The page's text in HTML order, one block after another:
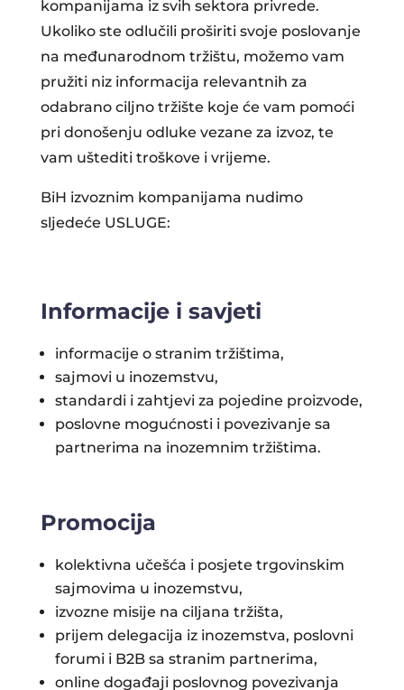
kompanijama iz svih sektora privrede.
Ukoliko ste odlučili proširiti svoje poslovanje
na međunarodnom tržištu, možemo vam
pružiti niz informacija relevantnih za
odabrano ciljno tržište koje će vam pomoći
pri donošenju odluke vezane za izvoz, te
vam uštediti troškove i vrijeme.
BiH izvoznim kompanijama nudimo
sljedeće USLUGE:
Informacije i savjeti
informacije o stranim tržištima,
sajmovi u inozemstvu,
standardi i zahtjevi za pojedine proizvode,
poslovne mogućnosti i povezivanje sa
partnerima na inozemnim tržištima.
Promocija
kolektivna učešća i posjete trgovinskim
sajmovima u inozemstvu,
izvozne misije na ciljana tržišta,
prijem delegacija iz inozemstva, poslovni
forumi i B2B sa stranim partnerima,
online događaji poslovnog povezivanja